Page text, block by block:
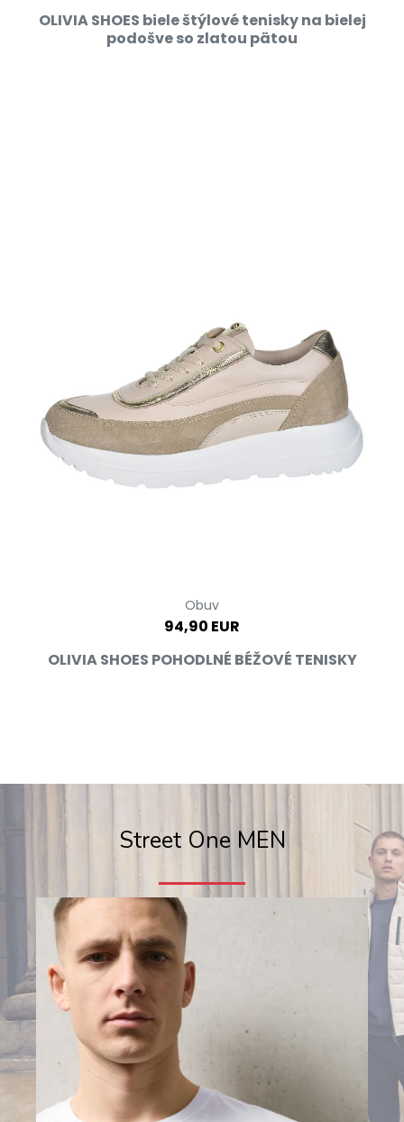
OLIVIA SHOES biele štýlové tenisky na bielej
podošve so zlatou pätou
Obuv
94,90 EUR
OLIVIA SHOES POHODLNÉ BÉŽOVÉ TENISKY
Street One MEN